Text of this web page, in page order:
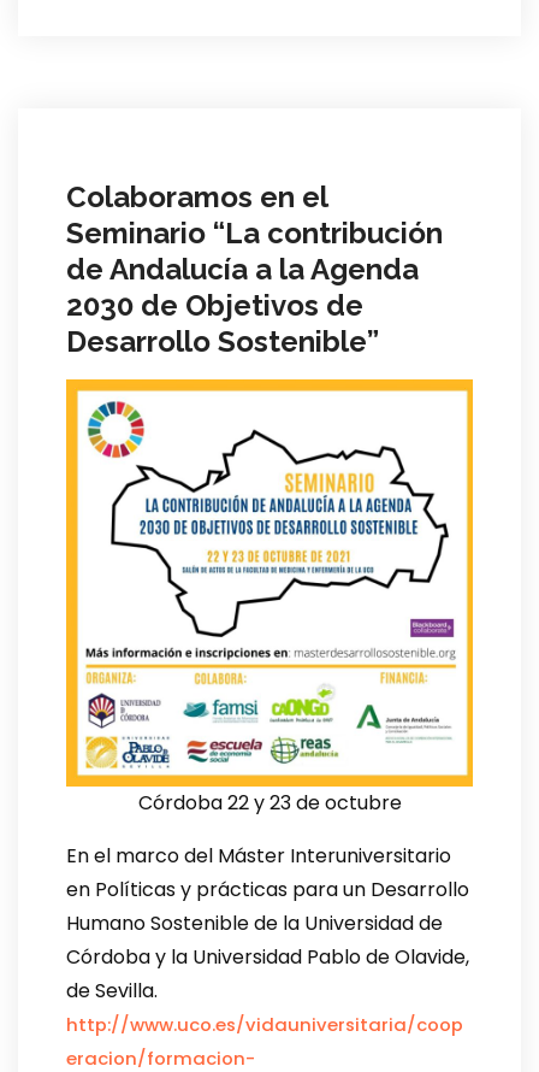
Colaboramos en el
Seminario “La contribución
de Andalucía a la Agenda
2030 de Objetivos de
Desarrollo Sostenible”
Córdoba 22 y 23 de octubre
En el marco del Máster Interuniversitario
en Políticas y prácticas para un Desarrollo
Humano Sostenible de la Universidad de
Córdoba y la Universidad Pablo de Olavide,
de Sevilla.
http://www.uco.es/vidauniversitaria/coop
eracion/formacion-